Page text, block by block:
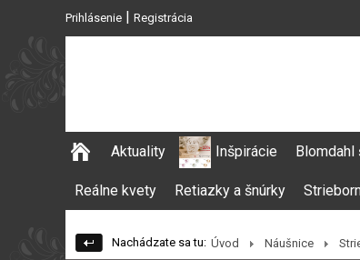
Prihlásenie | Registrácia
Aktuality Inšpirácie Blomdahl
Reálne kvety Retiazky a šnúrky
Nachádzate sa tu: Úvod Náušnice